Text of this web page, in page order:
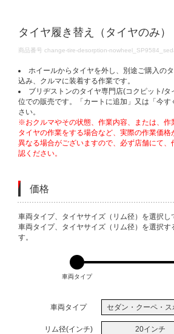
タイヤ履き替え（タイヤのみ
DETAILS
商品番号 change-tire-desorption-
ホイールからタイヤを外し、別途ご購入の
込み、クルマに装着する作業です。
ブリヂストンのタイヤ専門店(コクピット/
位での販売です。「カートに追加」又は「今
さい。
※おクルマやその状態、作業内容、または、作
タイヤの作業をする場合など、実際の作業価格
異なる場合がございますので、必ず店舗にて
認ください。
価格
VARIATIONS
車両タイプ、タイヤサイズ（リム径）を選択し
車両タイプ、タイヤサイズ（リム径）を選択す
す。
車両タイプ
車両タイプ セダン・クーペ・ス
リム径(インチ) 20インチ